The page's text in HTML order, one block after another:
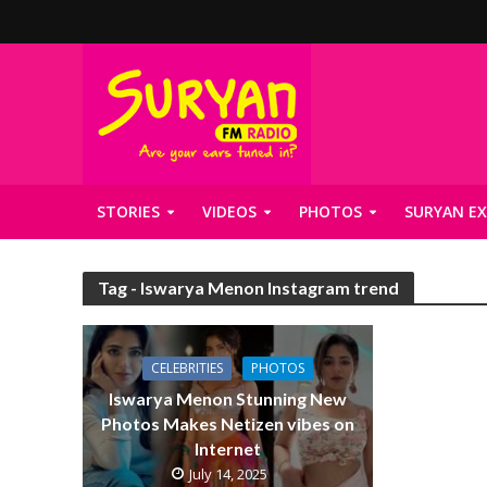
STORIES VIDEOS PHOTOS SURYAN
Tag - Iswarya Menon Instagram trend
CELEBRITIES PHOTOS
Iswarya Menon Stunning New
Photos Makes Netizen vibes on
Internet
July 14, 2025